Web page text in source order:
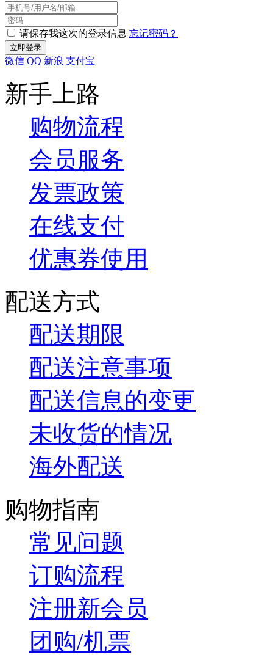
请保存我这次的登录信息 忘记密码？
微信 QQ 新浪 支付宝
新手上路
购物流程
会员服务
发票政策
在线支付
优惠券使用
配送方式
配送期限
配送注意事项
配送信息的变更
未收货的情况
海外配送
购物指南
常见问题
订购流程
注册新会员
团购/机票